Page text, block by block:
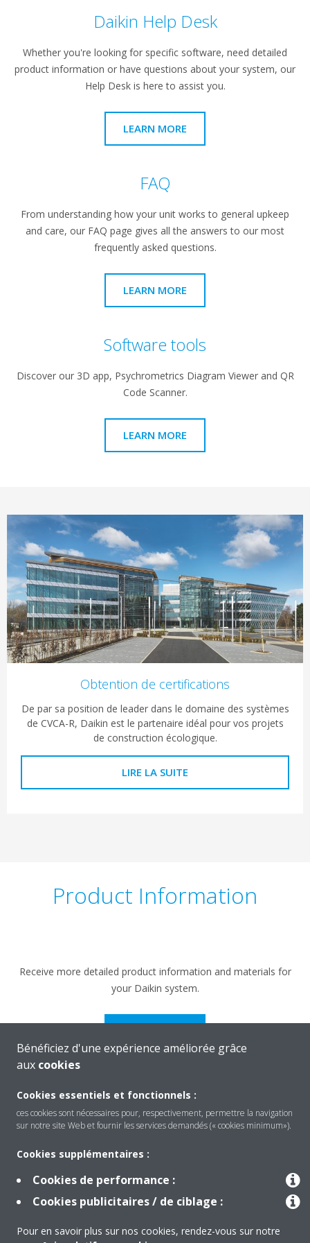
Daikin Help Desk
Whether you're looking for specific software, need detailed
product information or have questions about your system, our
Help Desk is here to assist you.
LEARN MORE
FAQ
From understanding how your unit works to general upkeep
and care, our FAQ page gives all the answers to our most
frequently asked questions.
LEARN MORE
Software tools
Discover our 3D app, Psychrometrics Diagram Viewer and QR
Code Scanner.
LEARN MORE
Obtention de certifications
De par sa position de leader dans le domaine des systèmes
de CVCA-R, Daikin est le partenaire idéal pour vos projets
de construction écologique.
LIRE LA SUITE
Product Information
Receive more detailed product information and materials for
your Daikin system.
Produits
Solutions
Bénéficiez d'une expérience améliorée grâce
aux cookies
Cookies essentiels et fonctionnels :
ces cookies sont nécessaires pour, respectivement, permettre la navigation
sur notre site Web et fournir les services demandés (« cookies minimum»).
Cookies supplémentaires :
Cookies de performance :
Cookies publicitaires / de ciblage :
Pour en savoir plus sur nos cookies, rendez-vous sur notre